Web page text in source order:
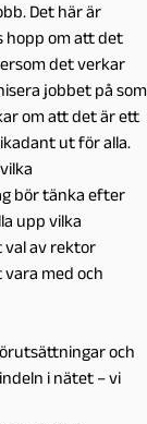
Det här är
hopp om att det
det verkar
jobbet på som
om att det är ett
ut för alla.
bör tänka efter
upp vilka
val av rektor
med och
och
i nätet – vi